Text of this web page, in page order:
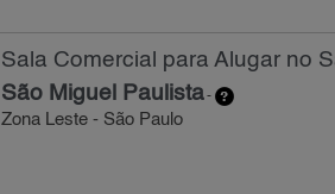
Sala Comercial para Alugar no
São Miguel Paulista-
Zona Leste - São Paulo